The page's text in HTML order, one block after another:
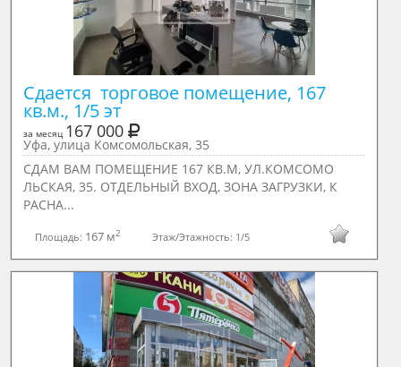
Сдается  торговое помещение, 167
кв.м., 1/5 эт
за месяц 167 000
Уфа, улица Комсомольская, 35
СДАМ ВАМ ПОМЕЩЕНИЕ 167 КВ.М, УЛ.КОМСОМО
ЛЬСКАЯ, 35. ОТДЕЛЬНЫЙ ВХОД, ЗОНА ЗАГРУЗКИ, К
РАСНА...
Площадь: 167 м2 Этаж/Этажность: 1/5